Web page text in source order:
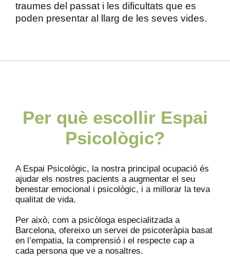
traumes del passat i les dificultats que es
poden presentar al llarg de les seves vides.
Per què escollir Espai
Psicològic?
A Espai Psicològic, la nostra principal ocupació és
ajudar els nostres pacients a augmentar el seu
benestar emocional i psicològic, i a millorar la teva
qualitat de vida.
Per això, com a psicòloga especialitzada a
Barcelona, ​​ofereixo un servei de psicoteràpia basat
en l’empatia, la comprensió i el respecte cap a
cada persona que ve a nosaltres.